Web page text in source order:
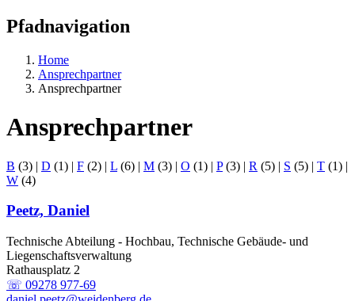
Pfadnavigation
Home
Ansprechpartner
Ansprechpartner
Ansprechpartner
B (3) | D (1) | F (2) | L (6) | M (3) | O (1) | P(3) | R (5) | S (5) | T (1) |
W (4)
Peetz, Daniel
Technische Abteilung - Hochbau, Technische Gebäude- und
Liegenschaftsverwaltung
Rathausplatz 2
☏ 09278 977-69